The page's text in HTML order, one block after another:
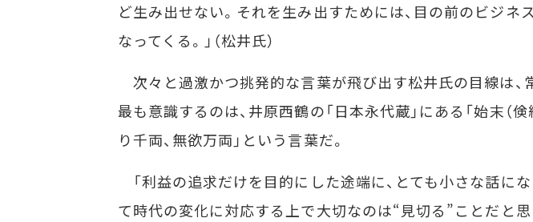
ど生み出せない。それを生み出すためには、目の前のビジネ
なってくる。」（松井氏）
次々と過激かつ挑発的な言葉が飛び出す松井氏の目線は、
最も意識するのは、井原西鶴の「日本永代蔵」にある「始末（倹
り千両、無欲万両」という言葉だ。
「利益の追求だけを目的にした途端に、とても小さな話に
て時代の変化に対応する上で大切なのは“見切る”ことだと